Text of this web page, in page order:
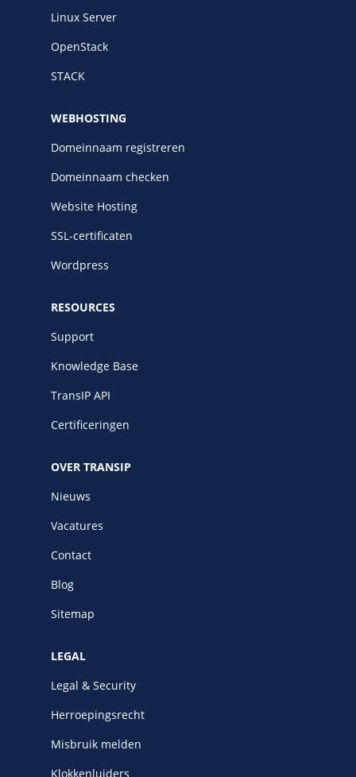
Linux Server
OpenStack
STACK
WEBHOSTING
Domeinnaam registreren
Domeinnaam checken
Website Hosting
SSL-certificaten
Wordpress
RESOURCES
Support
Knowledge Base
TransIP API
Certificeringen
OVER TRANSIP
Nieuws
Vacatures
Contact
Blog
Sitemap
LEGAL
Legal & Security
Herroepingsrecht
Misbruik melden
Klokkenluiders